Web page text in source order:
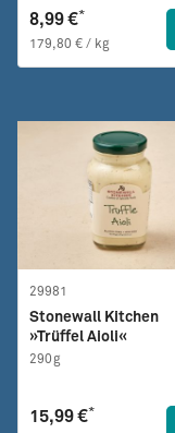
8,99 €*
179,80 € / kg
29981
Stonewall Kitchen
»Trüffel Aioli«
290g
15,99 €*